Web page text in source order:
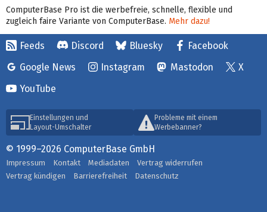
ComputerBase Pro ist die werbefreie, schnelle, flexible und
zugleich faire Variante von ComputerBase. Mehr dazu!
Feeds Discord Bluesky
Facebook
Google News
Instagram Mastodon
X
YouTube
Einstellungen und
Layout-Umschalter
Probleme mit einem
Werbebanner?
© 1999–2026 ComputerBase GmbH
Impressum Kontakt Mediadaten
Vertrag widerrufen
Vertrag kündigen
Barrierefreiheit Datenschutz